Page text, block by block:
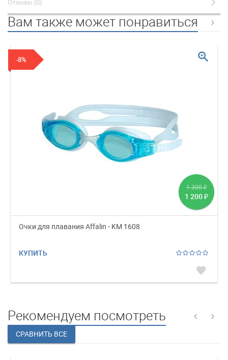
Вам также может понравиться
-8%
1 300₽
1 200 ₽
Очки для плавания Affalin - KM 1608
КУПИТЬ
favorite
zoom_in
Рекомендуем посмотреть